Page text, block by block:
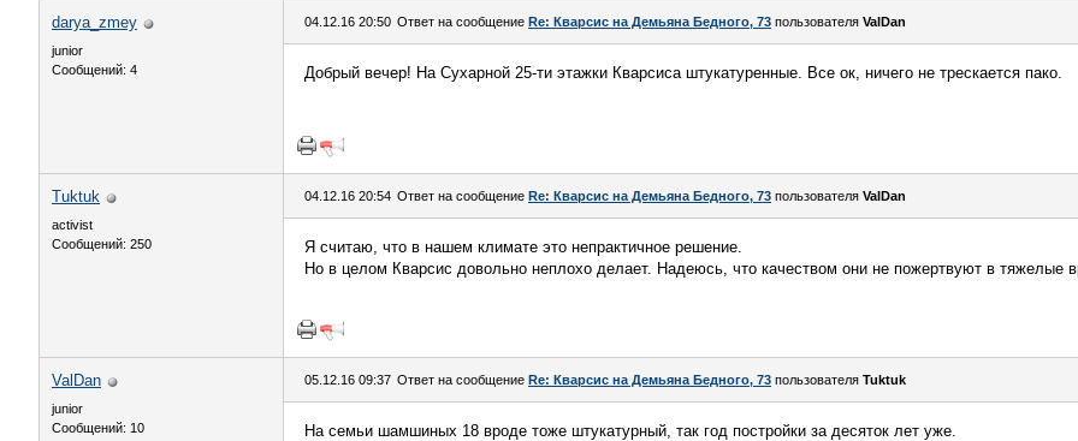
darya_zmey
junior
Сообщений: 4
04.12.16 20:50 Ответ на сообщение Re: Кварсис на Демьяна Бедного, 73 пользователя ValDan
Добрый вечер! На Сухарной 25-ти этажки Кварсиса штукатуренные. Все ок, ничего не трескается пако.
Tuktuk
activist
Сообщений: 250
04.12.16 20:54 Ответ на сообщение Re: Кварсис на Демьяна Бедного, 73 пользователя ValDan
Я считаю, что в нашем климате это непрактичное решение.
Но в целом Кварсис довольно неплохо делает. Надеюсь, что качеством они не пожертвуют в тяжелые
ValDan
junior
Сообщений: 10
05.12.16 09:37 Ответ на сообщение Re: Кварсис на Демьяна Бедного, 73 пользователя Tuktuk
На семьи шамшиных 18 вроде тоже штукатурный, так год постройки за десяток лет уже.